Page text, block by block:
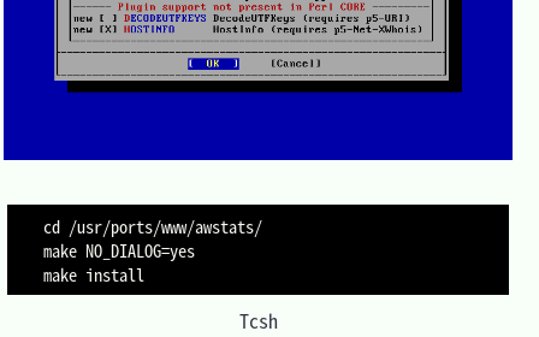
cd /usr/ports/www/awstats/
make NO_DIALOG=yes
make install
Tcsh